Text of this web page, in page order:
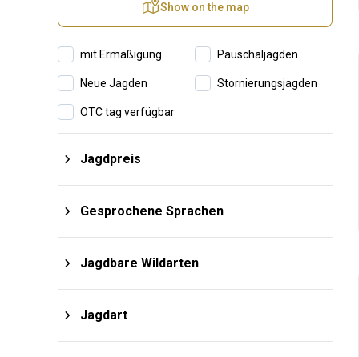
Show on the map
mit Ermäßigung Pauschaljagden
Neue Jagden Stornierungsjagden
OTC tag verfügbar
Jagdpreis
Gesprochene Sprachen
Jagdbare Wildarten
Jagdart